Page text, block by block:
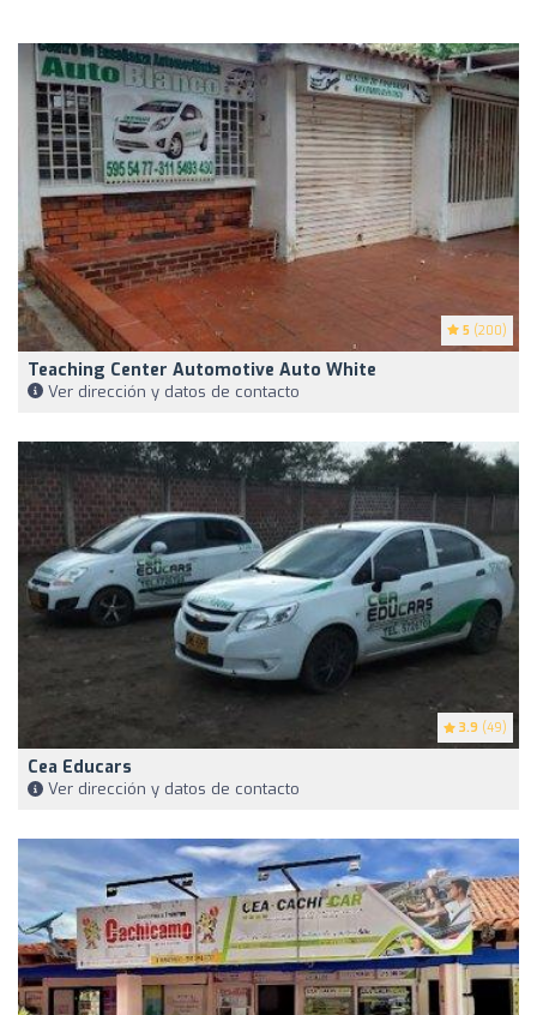
5 (200)
Teaching Center Automotive Auto White
Ver dirección y datos de contacto
3.9 (49)
Cea Educars
Ver dirección y datos de contacto